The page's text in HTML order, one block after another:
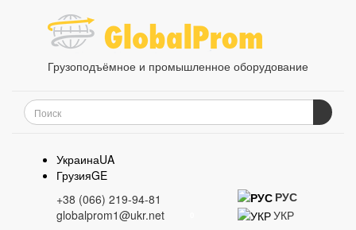
Грузоподъёмное и промышленное оборудование
УкраинаUA
ГрузияGE
+38 (066) 219-94-81
globalprom1@ukr.net
РУС
УКР